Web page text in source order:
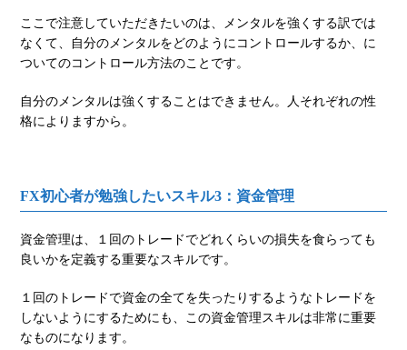
ここで注意していただきたいのは、メンタルを強くする訳では
なくて、自分のメンタルをどのようにコントロールするか、に
ついてのコントロール方法のことです。
自分のメンタルは強くすることはできません。人それぞれの性
格によりますから。
FX初心者が勉強したいスキル3：資金管理
資金管理は、１回のトレードでどれくらいの損失を食らっても
良いかを定義する重要なスキルです。
１回のトレードで資金の全てを失ったりするようなトレードを
しないようにするためにも、この資金管理スキルは非常に重要
なものになります。